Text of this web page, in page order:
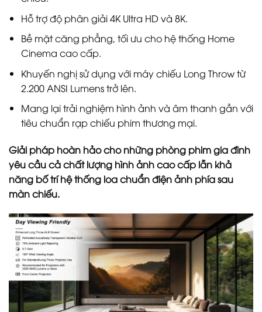
Hỗ trợ độ phân giải 4K Ultra HD và 8K.
Bề mặt căng phẳng, tối ưu cho hệ thống Home
Cinema cao cấp.
Khuyến nghị sử dụng với máy chiếu Long Throw từ
2.200 ANSI Lumens trở lên.
Mang lại trải nghiệm hình ảnh và âm thanh gần với
tiêu chuẩn rạp chiếu phim thương mại.
Giải pháp hoàn hảo cho những phòng phim gia đình
yêu cầu cả chất lượng hình ảnh cao cấp lẫn khả
năng bố trí hệ thống loa chuẩn điện ảnh phía sau
màn chiếu.